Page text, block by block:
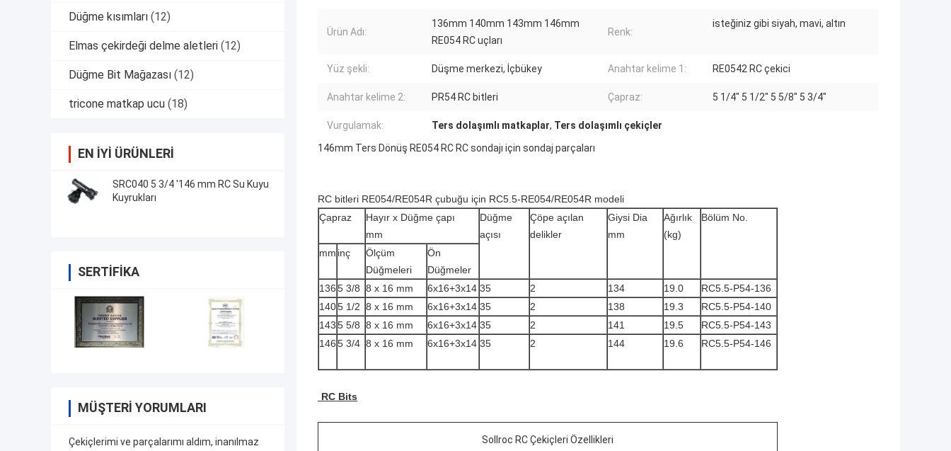
Düğme kısımları (12)
Elmas çekirdeği delme aletleri (12)
Düğme Bit Mağazası (12)
tricone matkap ucu (18)
EN IYI ÜRÜNLERI
SRC040 5 3/4 '146 mm RC Su Kuyu
Kuyrukları
SERTIFIKA
MÜŞTERI YORUMLARI
Çekiçlerimi ve parçalarımı aldım, inanılmaz
Ürün Adı:
136mm 140mm 143mm 146mm
RE054 RC uçları
Renk:
isteğiniz gibi siyah, mavi, altın
Yüz şekli: Düşme merkezi, İçbükey Anahtar kelime 1: RE0542 RC çekici
Anahtar kelime 2: PR54 RC bitleri Çapraz: 5 1/4" 5 1/2" 5 5/8" 5 3/4"
Vurgulamak: Ters dolaşımlı matkaplar, Ters dolaşımlı çekiçler
146mm Ters Dönüş RE054 RC RC sondajı için sondaj parçaları
RC bitleri RE054/RE054R çubuğu için RC5.5-RE054/RE054R modeli
Çapraz
Hayır x Düğme çapı
mm
Düğme
açısı
Çöpe açılan
delikler
Giysi Dia
mm
Ağırlık
(kg)
Bölüm No.
mm inç
Ölçüm
Düğmeleri
Ön
Düğmeler
1365 3/8 8 x 16 mm 6x16+3x14 35 2 134 19.0
RC5.5-P54-136
1405 1/2 8 x 16 mm 6x16+3x14 35 2 138 19.3
RC5.5-P54-140
1435 5/8 8 x 16 mm 6x16+3x14 35 2 141 19.5
RC5.5-P54-143
1465 3/4 8 x 16 mm 6x16+3x14 35 2 144 19.6 RC5.5-P54-146
RC Bits
Sollroc RC Çekiçleri Özellikleri